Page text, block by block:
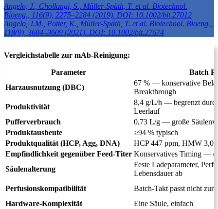
Angelo, J., Chollangi, S., Müller-Späth, T. et al. Biotechnol.
Bioeng., 116(9), 2275–2284 (2019). DOI: 10.1002/bit.27012
Angelo, J.M., Potter, K., Müller-Späth, T. et al. Biotechnol. Bioeng.,
118(9), 3604–3609 (2021). DOI: 10.1002/bit.27674
Vergleichstabelle zur mAb-Reinigung:
Parameter
Batch
Harzausnutzung (DBC)
67 % — konservative
Breakthrough
Produktivität
8,4 g/L/h — begrenzt
Leerlauf
Pufferverbrauch
0,73 L/g — große
Produktausbeute
≥94 % typisch
Produktqualität (HCP, Agg, DNA)
HCP 447 ppm, HMW 3,0
Empfindlichkeit gegenüber Feed-Titer Konservatives Timing —
Säulenalterung
Feste Ladeparameter,
Lebensdauer ab
Perfusionskompatibilität
Batch-Takt passt nicht
Hardware-Komplexität
Eine Säule, einfach